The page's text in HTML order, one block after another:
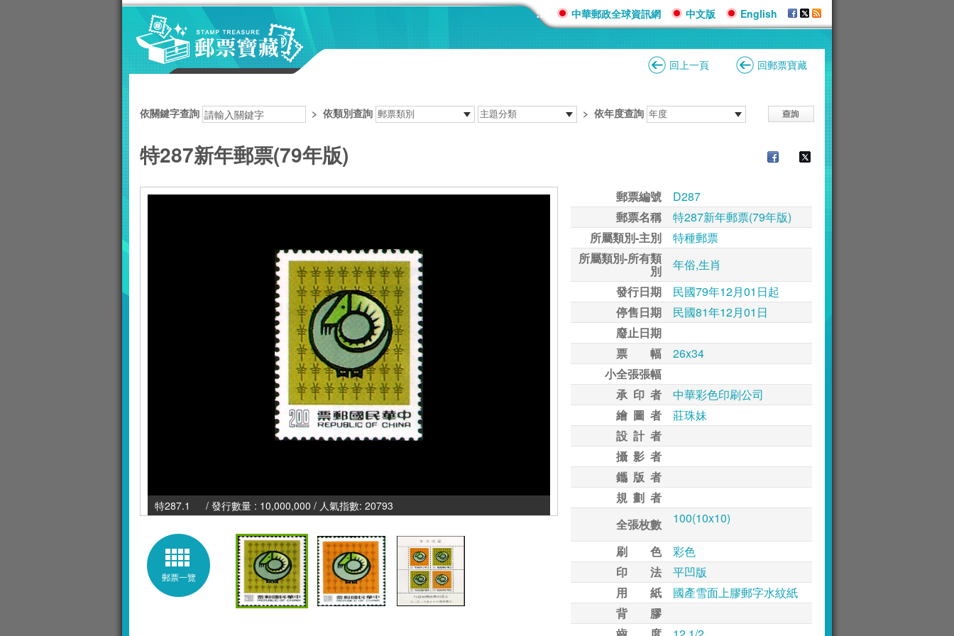
::: 中華郵政全球資訊網 中文版 English
回上一頁 回郵票寶藏
依關鍵字查詢 > 依類別查詢 > 依年度查詢
特287新年郵票(79年版)
特287.1 / 發行數量 : 10,000,000 / 人氣指數: 20793
郵票一覽
郵票編號
D287
郵票名稱
特287新年郵票(79年版)
所屬類別-主別
特種郵票
所屬類別-所有類
別
年俗,生肖
發行日期
民國79年12月01日起
停售日期
民國81年12月01日
廢止日期
票 幅
26x34
小全張張幅
承 印 者
中華彩色印刷公司
繪 圖 者
莊珠妹
設 計 者
攝 影 者
鑴 版 者
規 劃 者
全張枚數
100(10x10)
刷 色
彩色
印 法
平凹版
用 紙
國產雪面上膠郵字水紋紙
背 膠